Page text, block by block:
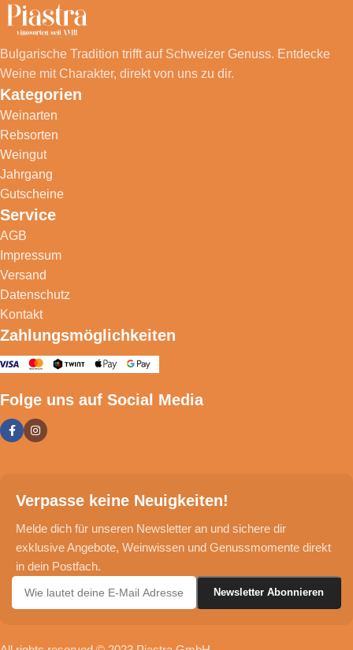
Bulgarische Tradition trifft auf Schweizer Genuss. Entdecke
Weine mit Charakter, direkt von uns zu dir.
Kategorien
Weinarten
Rebsorten
Weingut
Jahrgang
Gutscheine
Service
AGB
Impressum
Versand
Datenschutz
Kontakt
Zahlungsmöglichkeiten
Folge uns auf Social Media
Verpasse keine Neuigkeiten!
Melde dich für unseren Newsletter an und sichere dir
exklusive Angebote, Weinwissen und Genussmomente direkt
in dein Postfach.